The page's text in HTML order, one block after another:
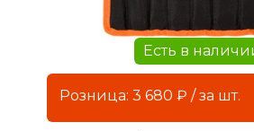
Есть в
Розница: 3 680 ₽ / за шт.